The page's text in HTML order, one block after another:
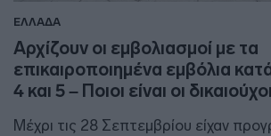
ΕΛΛΑΔΑ
Αρχίζουν οι εμβολιασμοί με τα
επικαιροποιημένα εμβόλια
4 και 5 – Ποιοι είναι οι δικαιούχοι
Μέχρι τις 28 Σεπτεμβρίου είχαν